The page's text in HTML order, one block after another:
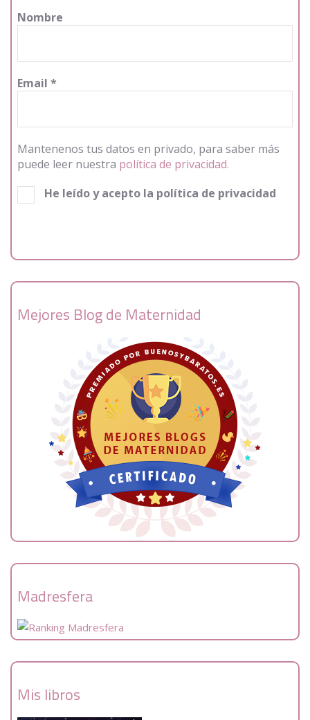
Nombre
Email *
Mantenenos tus datos en privado, para saber más
puede leer nuestra política de privacidad.
He leído y acepto la política de privacidad
Mejores Blog de Maternidad
Madresfera
Mis libros